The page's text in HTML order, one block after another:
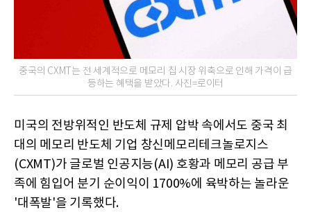
중국의 CXMT는 전 세계적으로 메모리 칩 시장 위축으로 인해 가격이 급
등하는 혜택을 받았다. 사진=로이터
미국의 전방위적인 반도체 규제 압박 속에서도 중국 최
대의 메모리 반도체 기업 창신메모리테크놀로지스
(CXMT)가 글로벌 인공지능(AI) 호황과 메모리 공급 부
족에 힘입어 분기 순이익이 1700%에 육박하는 놀라운
'대폭발'을 기록했다.